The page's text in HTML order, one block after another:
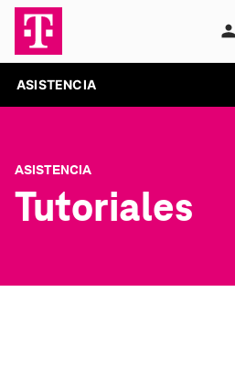
ASISTENCIA
ASISTENCIA
Tutoriales